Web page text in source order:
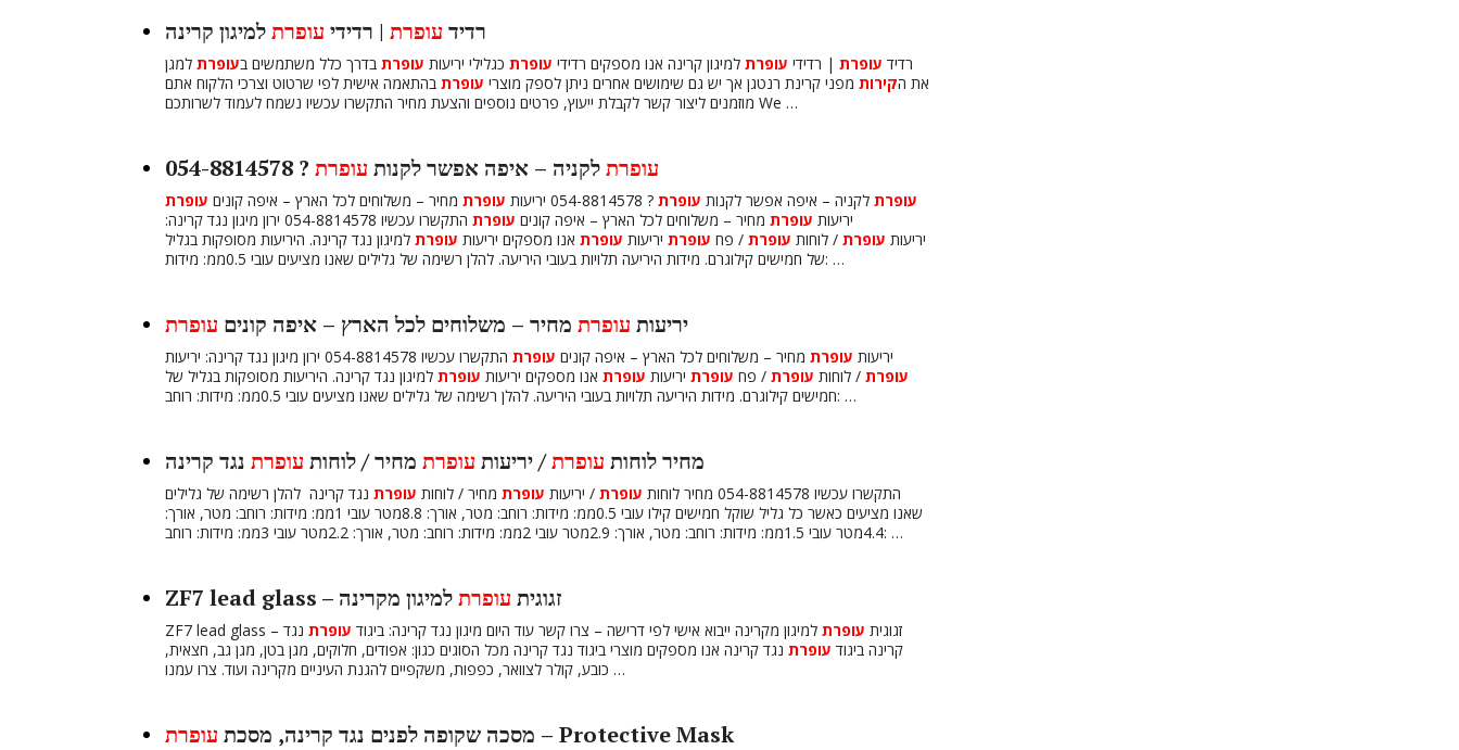
רדיד עופרת | רדידי עופרתלמיגון קרינה
רדיד עופרת | רדידי עופרת למיגון קרינה אנו מספקים רדידי עופרת כגלילי יריעות עופרת בדרך כלל משתמשים בעופרת למגן
את הקירות מפני קרינת רנטגן אך יש גם שימושים אחרים ניתן לספק מוצרי עופרת בהתאמה אישית לפי שרטוט וצרכי הלקוח אתם
מוזמנים ליצור קשר לקבלת ייעוץ, פרטים נוספים והצעת מחיר התקשרו עכשיו נשמח לעמוד לשרותכם We …
עופרתלקניה – איפה אפשר לקנות עופרת ? 054-8814578
עופרת לקניה – איפה אפשר לקנות עופרת ? 054-8814578 יריעות עופרת מחיר – משלוחים לכל הארץ – איפה קונים עופרת
יריעות עופרת מחיר – משלוחים לכל הארץ – איפה קונים עופרת
התקשרו עכשיו 054-8814578 ירון מיגון נגד קרינה:
יריעות עופרת / לוחות עופרת / פח עופרת יריעות עופרת אנו מספקים יריעות עופרת למיגון נגד קרינה. היריעות מסופקות בגליל
של חמישים קילוגרם. מידות היריעה תלויות בעובי היריעה. להלן רשימה של גלילים שאנו מציעים עובי 0.5ממ: מידות: …
יריעות עופרת מחיר – משלוחים לכל הארץ – איפה קונים עופרת
יריעות עופרת מחיר – משלוחים לכל הארץ – איפה קונים עופרת התקשרו עכשיו 054-8814578 ירון מיגון נגד קרינה: יריעות
עופרת / לוחות עופרת / פח עופרת יריעות עופרת אנו מספקים יריעות עופרת למיגון נגד קרינה. היריעות מסופקות בגליל של
חמישים קילוגרם. מידות היריעה תלויות בעובי היריעה. להלן רשימה של גלילים שאנו מציעים עובי 0.5ממ: מידות: רוחב: …
מחיר לוחות עופרת/ יריעות עופרת מחיר / לוחות עופרת נגד קרינה
התקשרו עכשיו 054-8814578 מחיר לוחות עופרת / יריעות עופרת מחיר / לוחות עופרת נגד קרינה להלן רשימה של גלילים
שאנו מציעים כאשר כל גליל שוקל חמישים קילו עובי 0.5ממ: מידות: רוחב: מטר, אורך: 8.8מטר עובי 1ממ: מידות: רוחב: מטר, אורך:
4.4מטר עובי 1.5ממ: מידות: רוחב: מטר, אורך: 2.9מטר עובי 2ממ: מידות: רוחב: מטר, אורך: 2.2מטר עובי 3ממ: מידות: רוחב: …
ZF7 lead glass – זגוגית עופרתלמיגון מקרינה
ZF7 lead glass – זגוגית עופרת למיגון מקרינה ייבוא אישי לפי דרישה – צרו קשר עוד היום מיגון נגד קרינה: ביגוד עופרת נגד
קרינה ביגוד עופרת נגד קרינה אנו מספקים מוצרי ביגוד נגד קרינה מכל הסוגים כגון: אפודים, חלוקים, מגן בטן, מגן גב, חצאית,
כובע, קולר לצוואר, כפפות, משקפיים להגנת העיניים מקרינה ועוד. צרו עמנו …
מסכה שקופה לפנים נגד קרינה, מסכת עופרת – Protective Mask